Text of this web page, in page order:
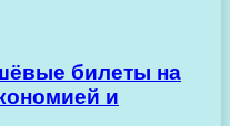
билеты на
и